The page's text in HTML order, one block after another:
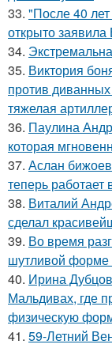
33. "После 40
открыто
34.
35. Виктория
против
тяжелая
36. Паулина
которая
37. Аслан
теперь работает
38. Виталий
сделал
39. Во время
шутливой форме
40. Ирина
Мальдивах, где
физическую
41. 59-Летний